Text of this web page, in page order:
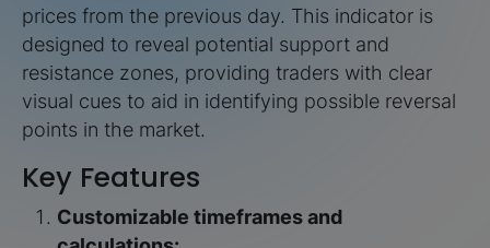
prices from the previous day. This indicator is
designed to reveal potential support and
resistance zones, providing traders with clear
visual cues to aid in identifying possible reversal
points in the market.
Key Features
Customizable timeframes and